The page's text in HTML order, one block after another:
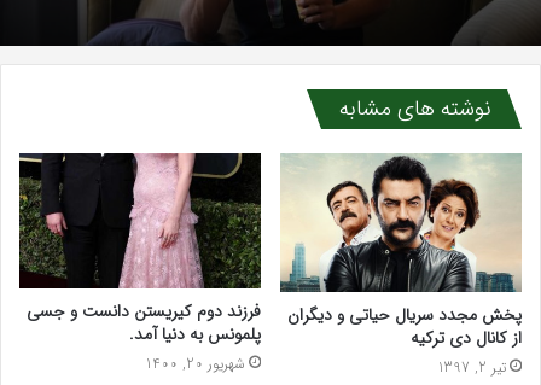
نوشته های مشابه
پخش مجدد سریال حیاتی و دیگران
از کانال دی ترکیه
تیر 2, 1397
فرزند دوم کیریستن دانست و جسی
پلمونس به دنیا آمد.
شهریور 20, 1400